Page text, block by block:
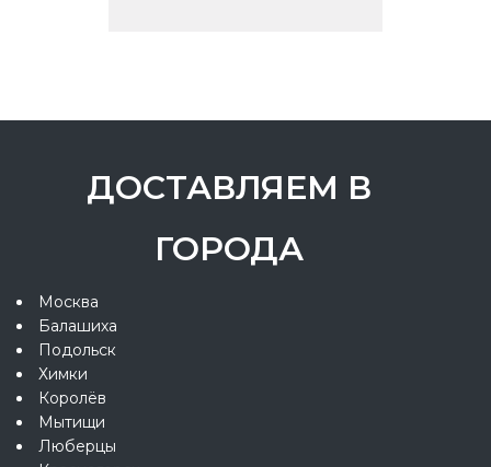
ДОСТАВЛЯЕМ В
ГОРОДА
Москва
Балашиха
Подольск
Химки
Королёв
Мытищи
Люберцы